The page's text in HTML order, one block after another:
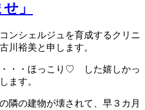
」
ンシェルジュを育成するクリニ
川裕美と申します。
・・ほっこり♡ した嬉しかっ
ます。
隣の建物が壊されて、早３カ月